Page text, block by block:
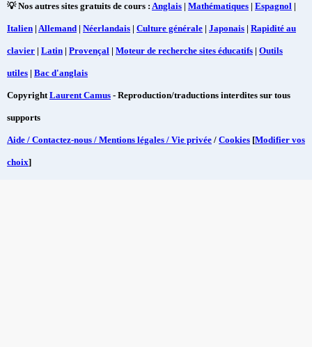
💡 Nos autres sites gratuits de cours : Anglais | Mathématiques | Espagnol |
Italien | Allemand | Néerlandais | Culture générale | Japonais | Rapidité au
clavier | Latin | Provençal | Moteur de recherche sites éducatifs | Outils
utiles | Bac d'anglais
CopyrightLaurent Camus - Reproduction/traductions interdites sur tous
supports
Aide / Contactez-nous / Mentions légales / Vie privée / Cookies [Modifier vos
choix]